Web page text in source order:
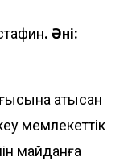
. Әні:
қатысқан
мемлекеттік
майданға